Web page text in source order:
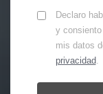
Declaro
y
mis datos
privacidad.